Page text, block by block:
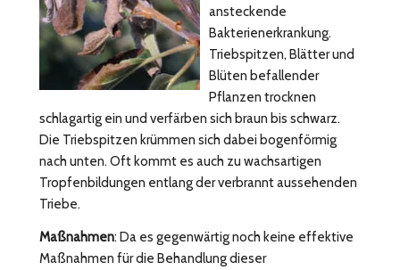
ansteckende
Bakterienerkrankung.
Triebspitzen, Blätter und
Blüten befallender
Pflanzen trocknen
schlagartig ein und verfärben sich braun bis schwarz.
Die Triebspitzen krümmen sich dabei bogenförmig
nach unten. Oft kommt es auch zu wachsartigen
Tropfenbildungen entlang der verbrannt aussehenden
Triebe.
Maßnahmen: Da es gegenwärtig noch keine effektive
Maßnahmen für die Behandlung dieser